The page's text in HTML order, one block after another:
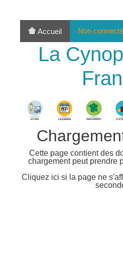
Accueil Non connecté
La
Cette page contient des
chargement peut prendre
Cliquez ici si la page ne